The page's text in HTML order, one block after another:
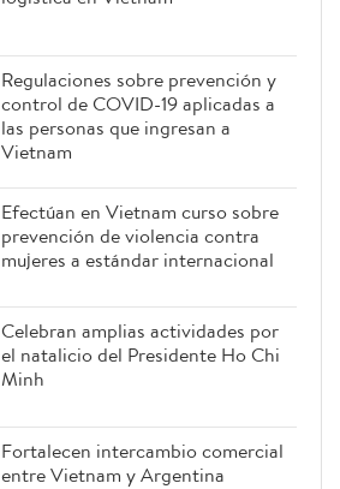
Regulaciones sobre prevención y
control de COVID-19 aplicadas a
las personas que ingresan a
Vietnam
Efectúan en Vietnam curso sobre
prevención de violencia contra
mujeres a estándar internacional
Celebran amplias actividades por
el natalicio del Presidente Ho Chi
Minh
Fortalecen intercambio comercial
entre Vietnam y Argentina